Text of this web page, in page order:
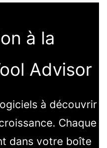
à la
Advisor
à découvrir
Chaque
dans votre boîte